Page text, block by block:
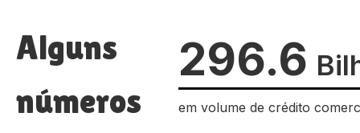
Alguns
números
296.6
em volume de crédito